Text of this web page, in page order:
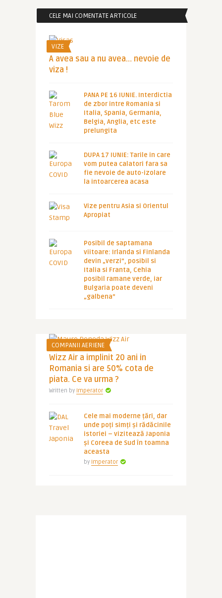
CELE MAI COMENTATE ARTICOLE
VIZE
A avea sau a nu avea… nevoie de
viza !
PANA PE 16 IUNIE. Interdictia
de zbor intre Romania si
Italia, Spania, Germania,
Belgia, Anglia, etc este
prelungita
DUPA 17 IUNIE: Tarile in care
vom putea calatori fara sa
fie nevoie de auto-izolare
la intoarcerea acasa
Vize pentru Asia si Orientul
Apropiat
Posibil de saptamana
viitoare: Irlanda si Finlanda
devin „verzi”, posibil si
Italia si Franta, Cehia
posibil ramane verde, iar
Bulgaria poate deveni
„galbena”
COMPANII AERIENE
Wizz Air a implinit 20 ani in
Romania si are 50% cota de
piata. Ce va urma ?
Written by Imperator
Cele mai moderne țări, dar
unde poți simți și rădăcinile
istoriei – vizitează Japonia
și Coreea de Sud în toamna
aceasta
by Imperator